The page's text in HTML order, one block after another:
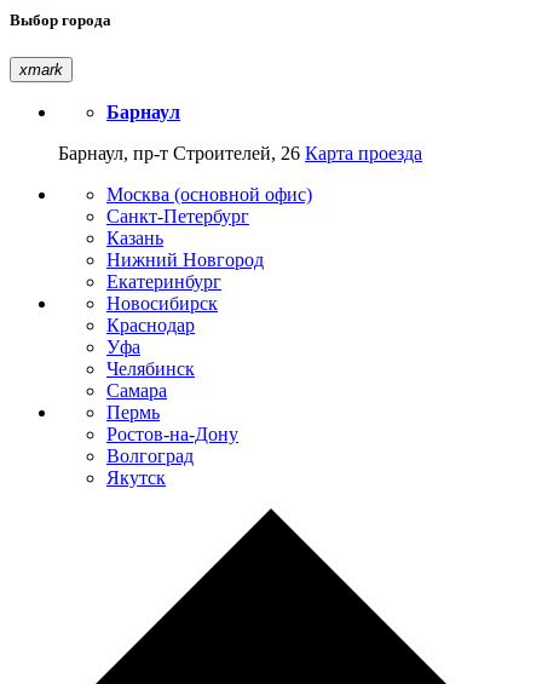
Выбор города
xmark
Барнаул
Барнаул, пр-т Строителей, 26 Карта проезда
Москва (основной офис)
Санкт-Петербург
Казань
Нижний Новгород
Екатеринбург
Новосибирск
Краснодар
Уфа
Челябинск
Самара
Пермь
Ростов-на-Дону
Волгоград
Якутск